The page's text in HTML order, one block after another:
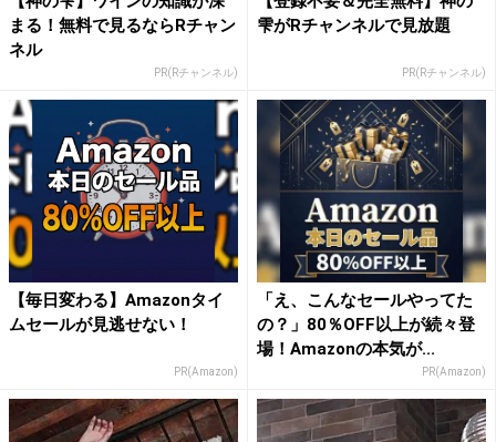
まる！無料で見るならRチャン
ネル
PR(Rチャンネル)
雫がRチャンネルで見放題
PR(Rチャンネル)
【毎日変わる】Amazonタイ
ムセールが見逃せない！
PR(Amazon)
「え、こんなセールやってた
の？」80％OFF以上が続々登
場！Amazonの本気が...
PR(Amazon)